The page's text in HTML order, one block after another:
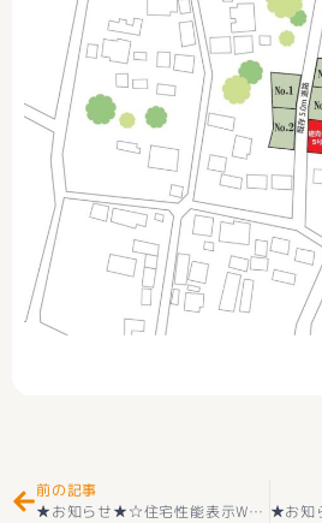
前の記事
★お知らせ★☆住宅性能表示W取得★ 1号 新築一戸建て 甲府市羽黒町 2階建て 4LDK ＋カースペース4好評販売中(^^♪